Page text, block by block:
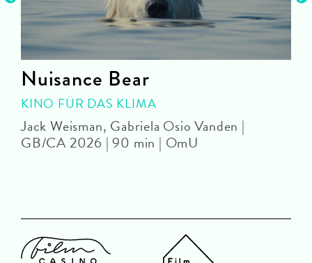
Nuisance Bear
KINO FÜR DAS KLIMA
Jack Weisman, Gabriela Osio Vanden |
GB/CA 2026 | 90 min | OmU